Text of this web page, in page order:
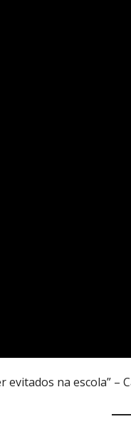
na escola” –